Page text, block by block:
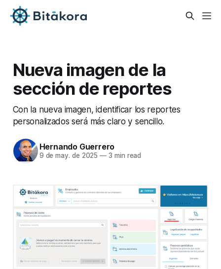
Nueva imagen de la
sección de reportes
Con la nueva imagen, identificar los reportes
personalizados será más claro y sencillo.
Hernando Guerrero
9 de may. de 2025 — 3 min read